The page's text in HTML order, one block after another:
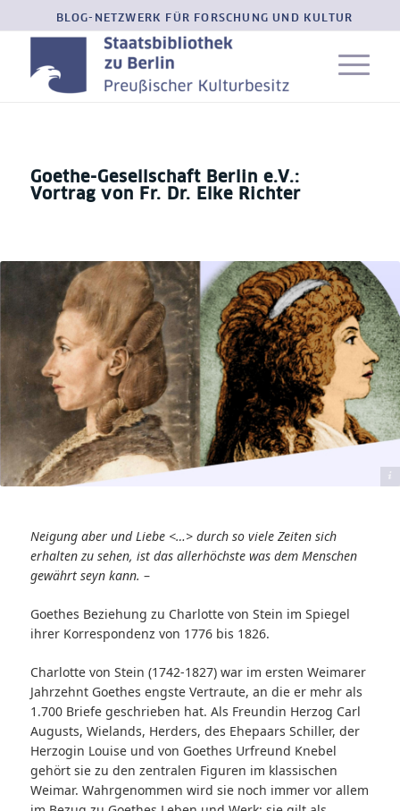
BLOG-NETZWERK FÜR FORSCHUNG UND KULTUR
Goethe-Gesellschaft Berlin e.V.:
Vortrag von Fr. Dr. Elke Richter
Neigung aber und Liebe <…> durch so viele Zeiten sich
erhalten zu sehen, ist das allerhöchste was dem Menschen
gewährt seyn kann. –
Goethes Beziehung zu Charlotte von Stein im Spiegel
ihrer Korrespondenz von 1776 bis 1826.
Charlotte von Stein (1742-1827) war im ersten Weimarer
Jahrzehnt Goethes engste Vertraute, an die er mehr als
1.700 Briefe geschrieben hat. Als Freundin Herzog Carl
Augusts, Wielands, Herders, des Ehepaars Schiller, der
Herzogin Louise und von Goethes Urfreund Knebel
gehört sie zu den zentralen Figuren im klassischen
Weimar. Wahrgenommen wird sie noch immer vor allem